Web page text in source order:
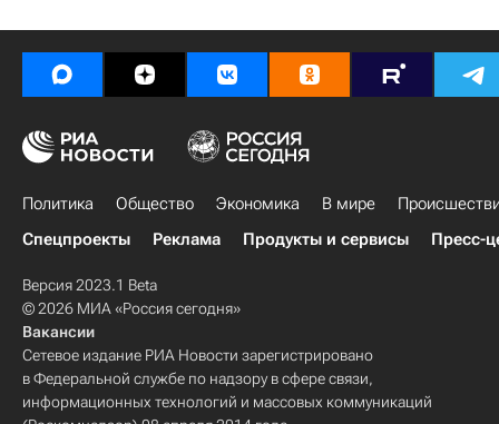
Политика Общество Экономика В мире
Спецпроекты
Реклама Продукты и сервисы Пресс-
Версия 2023.1 Beta
© 2026 МИА «Россия сегодня»
Вакансии
Сетевое издание РИА Новости зарегистрировано
в Федеральной службе по надзору в сфере связи,
информационных технологий и массовых коммуникаций